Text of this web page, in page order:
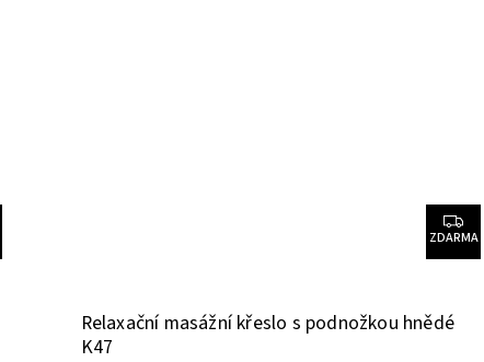
ZDARMA
Relaxační masážní křeslo s podnožkou hnědé
K47